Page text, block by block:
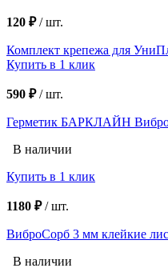
120 ₽/шт.
Комплект крепежа для
Купить в 1 клик
590 ₽/шт.
Герметик БАРКЛАЙН
В наличии
Купить в 1 клик
1180 ₽/шт.
ВиброСорб 3 мм клейкие
В наличии